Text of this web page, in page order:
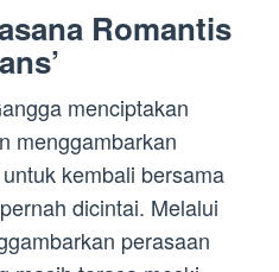
Romantis
menciptakan
menggambarkan
kembali bersama
dicintai. Melalui
perasaan